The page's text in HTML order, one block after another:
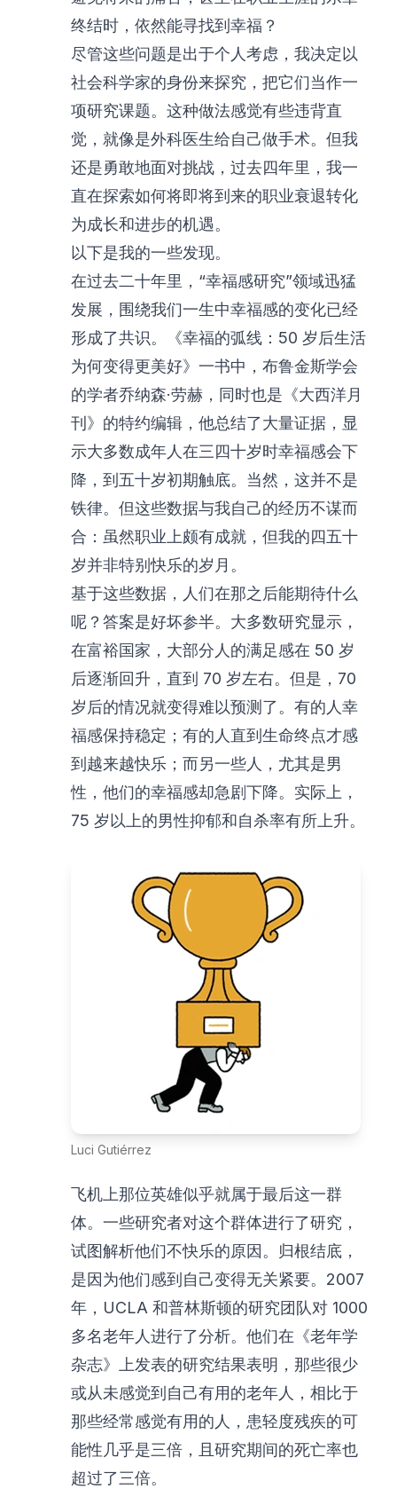
终结时，依然能寻找到幸福？
尽管这些问题是出于个人考虑，我决定以
社会科学家的身份来探究，把它们当作一
项研究课题。这种做法感觉有些违背直
觉，就像是外科医生给自己做手术。但我
还是勇敢地面对挑战，过去四年里，我一
直在探索如何将即将到来的职业衰退转化
为成长和进步的机遇。
以下是我的一些发现。
在过去二十年里，“幸福感研究”领域迅猛
发展，围绕我们一生中幸福感的变化已经
形成了共识。《幸福的弧线：50 岁后生活
为何变得更美好》一书中，布鲁金斯学会
的学者乔纳森·劳赫，同时也是《大西洋月
刊》的特约编辑，他总结了大量证据，显
示大多数成年人在三四十岁时幸福感会下
降，到五十岁初期触底。当然，这并不是
铁律。但这些数据与我自己的经历不谋而
合：虽然职业上颇有成就，但我的四五十
岁并非特别快乐的岁月。
基于这些数据，人们在那之后能期待什么
呢？答案是好坏参半。大多数研究显示，
在富裕国家，大部分人的满足感在 50 岁
后逐渐回升，直到 70 岁左右。但是，70
岁后的情况就变得难以预测了。有的人幸
福感保持稳定；有的人直到生命终点才感
到越来越快乐；而另一些人，尤其是男
性，他们的幸福感却急剧下降。实际上，
75 岁以上的男性抑郁和自杀率有所上升。
Luci Gutiérrez
飞机上那位英雄似乎就属于最后这一群
体。一些研究者对这个群体进行了研究，
试图解析他们不快乐的原因。归根结底，
是因为他们感到自己变得无关紧要。2007
年，UCLA 和普林斯顿的研究团队对 1000
多名老年人进行了分析。他们在《老年学
杂志》上发表的研究结果表明，那些很少
或从未感觉到自己有用的老年人，相比于
那些经常感觉有用的人，患轻度残疾的可
能性几乎是三倍，且研究期间的死亡率也
超过了三倍。